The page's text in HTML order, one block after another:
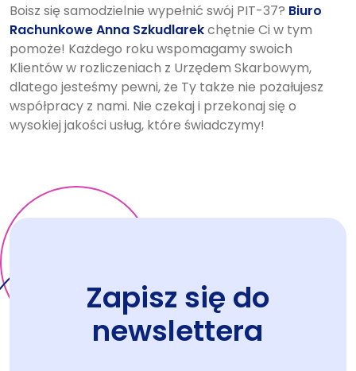
Boisz się samodzielnie wypełnić swój PIT-37? Biuro
Rachunkowe Anna Szkudlarekchętnie Ci w tym
pomoże! Każdego roku wspomagamy swoich
Klientów w rozliczeniach z Urzędem Skarbowym,
dlatego jesteśmy pewni, że Ty także nie pożałujesz
współpracy z nami. Nie czekaj i przekonaj się o
wysokiej jakości usług, które świadczymy!
Zapisz się do
newslettera